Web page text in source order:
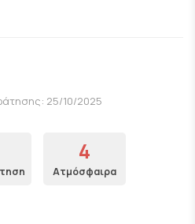
25/10/2025
4
Ατμόσφαιρα